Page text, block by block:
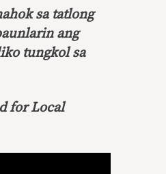
sa tatlong
ang
tungkol sa
for Local